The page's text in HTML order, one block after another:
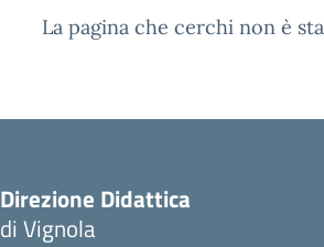
La pagina che cerchi non è
Direzione Didattica
di Vignola